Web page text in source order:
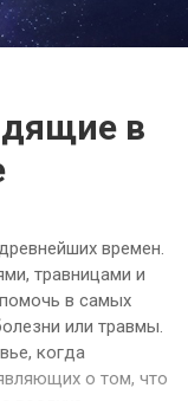
в
времен.
травницами и
в самых
или травмы.
когда
о том, что